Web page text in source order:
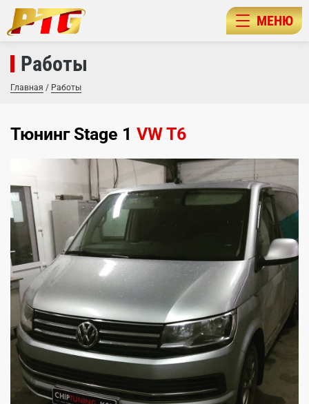
МЕНЮ
Работы
Главная / Работы
Тюнинг Stage 1 VW T6